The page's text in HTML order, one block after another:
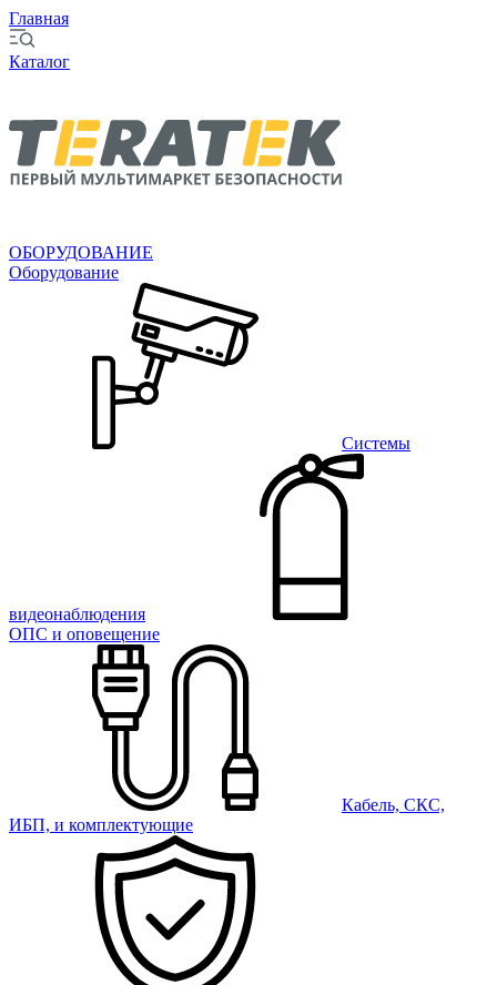
Главная
Каталог
ОБОРУДОВАНИЕ
Оборудование
Системы
видеонаблюдения
ОПС и оповещение
Кабель, СКС,
ИБП, и комплектующие